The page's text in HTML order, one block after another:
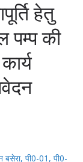
हेतु
पम्प की
बसेरा, पी0-01, पी0-